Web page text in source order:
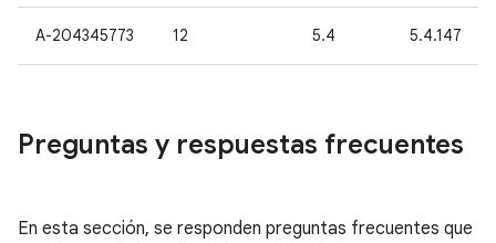
A-204345773 12 5.4 5.4.147
Preguntas y respuestas frecuentes
En esta sección, se responden preguntas frecuentes que